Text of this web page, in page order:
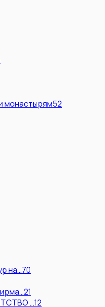
монастырям52
на…70
21
…12